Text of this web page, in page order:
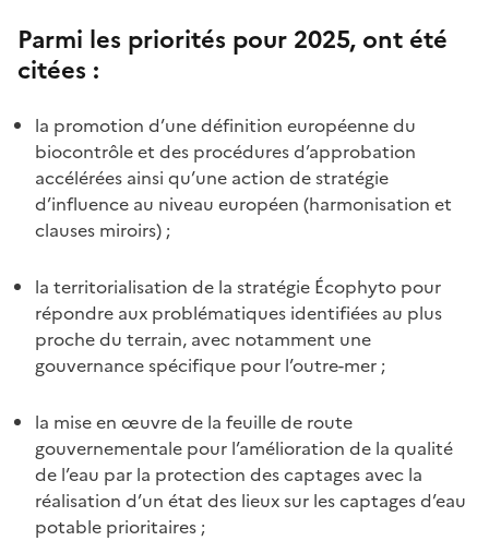
Parmi les priorités pour 2025, ont été
citées :
la promotion d’une définition européenne du
biocontrôle et des procédures d’approbation
accélérées ainsi qu’une action de stratégie
d’influence au niveau européen (harmonisation et
clauses miroirs) ;
la territorialisation de la stratégie Écophyto pour
répondre aux problématiques identifiées au plus
proche du terrain, avec notamment une
gouvernance spécifique pour l’outre-mer ;
la mise en œuvre de la feuille de route
gouvernementale pour l’amélioration de la qualité
de l’eau par la protection des captages avec la
réalisation d’un état des lieux sur les captages d’eau
potable prioritaires ;